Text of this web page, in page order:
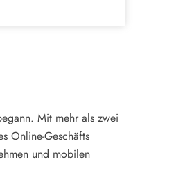
Mit mehr als zwei
Online-Geschäfts
und mobilen